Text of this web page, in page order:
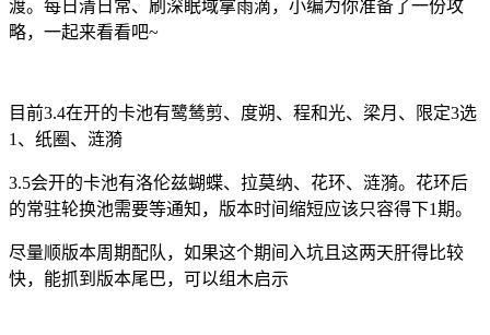
渡。每日清日常、刷深眠域拿雨滴，小编为你准备了一份攻
略，一起来看看吧~
目前3.4在开的卡池有鹭鸶剪、度朔、程和光、梁月、限定3选
1、纸圈、涟漪
3.5会开的卡池有洛伦兹蝴蝶、拉莫纳、花环、涟漪。花环后
的常驻轮换池需要等通知，版本时间缩短应该只容得下1期。
尽量顺版本周期配队，如果这个期间入坑且这两天肝得比较
快，能抓到版本尾巴，可以组木启示